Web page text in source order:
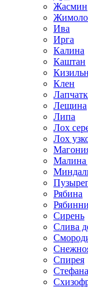
Жасмин
Ива
Ирга
Калина
Каштан
Клен
Лещина
Липа
Лох
Лох
Малина
Рябина
Сирень
Слива
Спирея